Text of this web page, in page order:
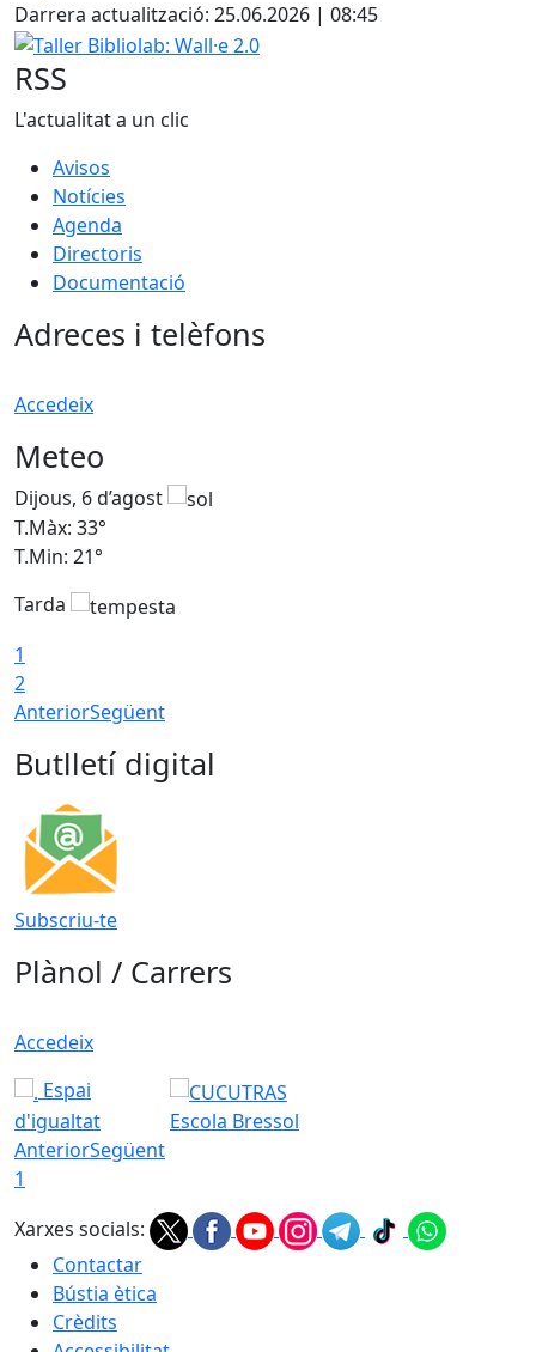
Darrera actualització: 25.06.2026 | 08:45
Taller Bibliolab: Wall·e 2.0
RSS
L'actualitat a un clic
Avisos
Notícies
Agenda
Directoris
Documentació
Adreces i telèfons
Accedeix
Meteo
Dijous, 6 d’agost
T.Màx: 33°
T.Min: 21°
Tarda
1
2
AnteriorSegüent
Butlletí digital
Subscriu-te
Plànol / Carrers
Accedeix
Espai
d'igualtat
Escola Bressol
AnteriorSegüent
1
Xarxes socials:
Contactar
Bústia ètica
Crèdits